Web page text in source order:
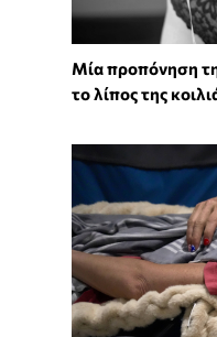
Μία προπόνηση
το λίπος της